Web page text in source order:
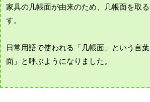
家具の几帳面が由来のため、几帳面を取
す。
日常用語で使われる「几帳面」という言
面」と呼ぶようになりました。